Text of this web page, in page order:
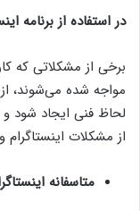
در استفاده از برنامه
برخی از مشکلاتی که
مواجه شده می‌شوند،
لحاظ فنی ایجاد شود
از مشکلات
متاسفانه